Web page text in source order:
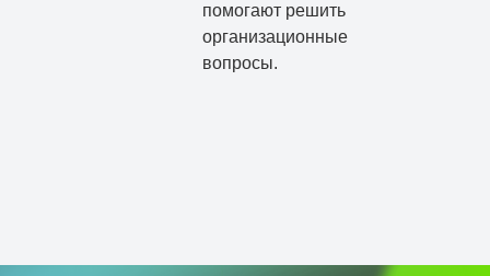
помогают решить
организационные
вопросы.